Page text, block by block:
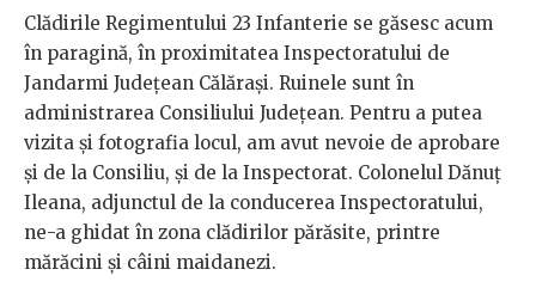
Clădirile Regimentului 23 Infanterie se găsesc acum
în paragină, în proximitatea Inspectoratului de
Jandarmi Județean Călărași. Ruinele sunt în
administrarea Consiliului Județean. Pentru a putea
vizita și fotografia locul, am avut nevoie de aprobare
și de la Consiliu, și de la Inspectorat. Colonelul Dănuț
Ileana, adjunctul de la conducerea Inspectoratului,
ne-a ghidat în zona clădirilor părăsite, printre
mărăcini și câini maidanezi.